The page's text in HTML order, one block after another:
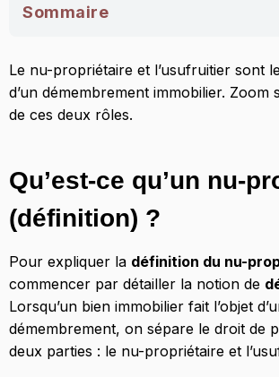
Sommaire
Qu’est-ce qu’un nu-propriétaire
Absence de jouissance et
Dans quelles situations peut-on
propriétaire ?
Qu’est-ce qu’un usufruitier
Droit de jouissance temporaire
Perte des droits au profit du nu-
l’échéance du démembrement
Dans quels cas peut-on devenir
Le nu-propriétaire et l’usufruitier sont
d’un démembrement immobilier. Zoom
de ces deux rôles.
Qu’est-ce qu’un nu-
(définition) ?
Pour expliquer la définition du nu-
commencer par détailler la notion de
Lorsqu’un bien immobilier fait l’objet
démembrement, on sépare le droit de
deux parties : le nu-propriétaire et